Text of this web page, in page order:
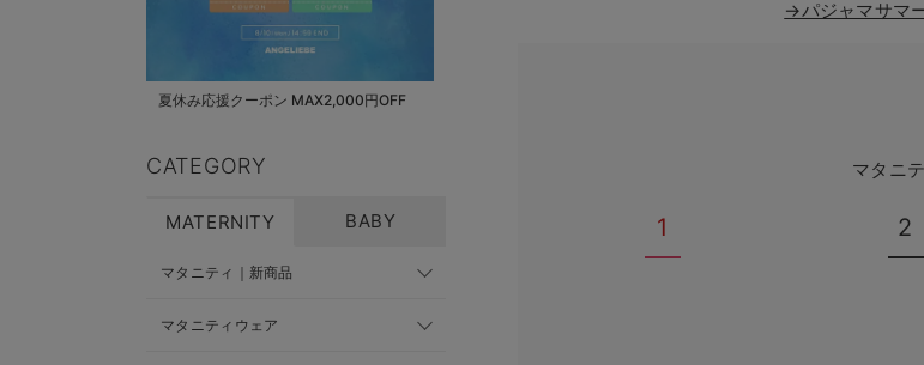
夏休み応援クーポン MAX2,000円OFF
CATEGORY
MATERNITY BABY
マタニティ｜新商品
マタニティウェア
→パジャマサマ
マタニ
1 2